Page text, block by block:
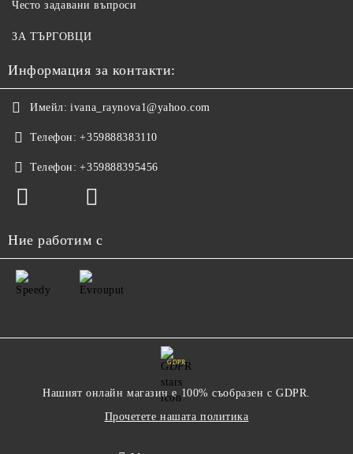
Често задавани въпроси
ЗА ТЪРГОВЦИ
Информация за контакти:
Имейл: ivana_raynova1@yahoo.com
Телефон: +359888383110
Телефон: +359888395456
Ние работим с
GDPR
Нашият онлайн магазин е 100% съобразен с GDPR.
Прочетете нашата политика